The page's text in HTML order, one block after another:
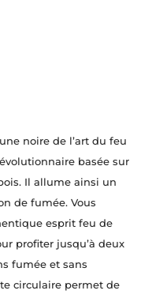
noire de l’art du feu
basée sur
Il allume ainsi un
de fumée. Vous
esprit feu de
profiter jusqu’à deux
fumée et sans
circulaire permet de